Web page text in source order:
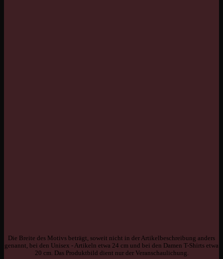
Die Breite des Motivs beträgt, soweit nicht in der Artikelbeschreibung anders
genannt, bei den Unisex - Artikeln etwa 24 cm und bei den Damen T-Shirts etwa
20 cm. Das Produktbild dient nur der Veranschaulichung.